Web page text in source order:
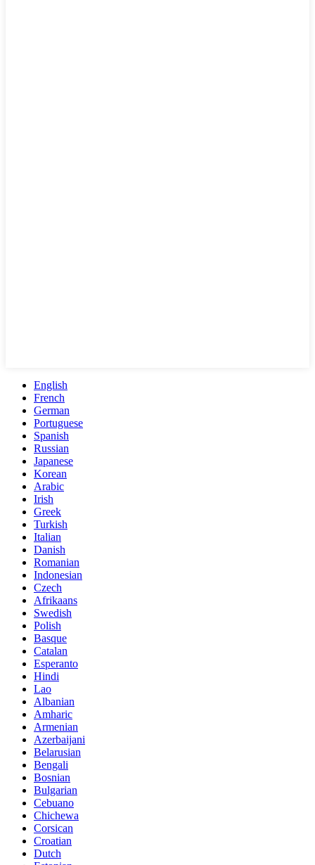
English
French
German
Portuguese
Spanish
Russian
Japanese
Korean
Arabic
Irish
Greek
Turkish
Italian
Danish
Romanian
Indonesian
Czech
Afrikaans
Swedish
Polish
Basque
Catalan
Esperanto
Hindi
Lao
Albanian
Amharic
Armenian
Azerbaijani
Belarusian
Bengali
Bosnian
Bulgarian
Cebuano
Chichewa
Corsican
Croatian
Dutch